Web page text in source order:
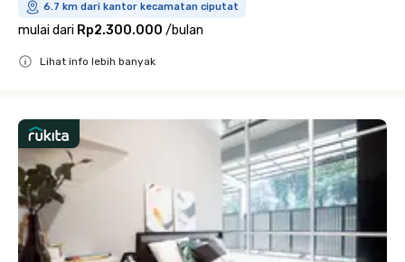
6.7 km dari kantor kecamatan ciputat
mulai dari Rp2.300.000 /bulan
Lihat info lebih banyak